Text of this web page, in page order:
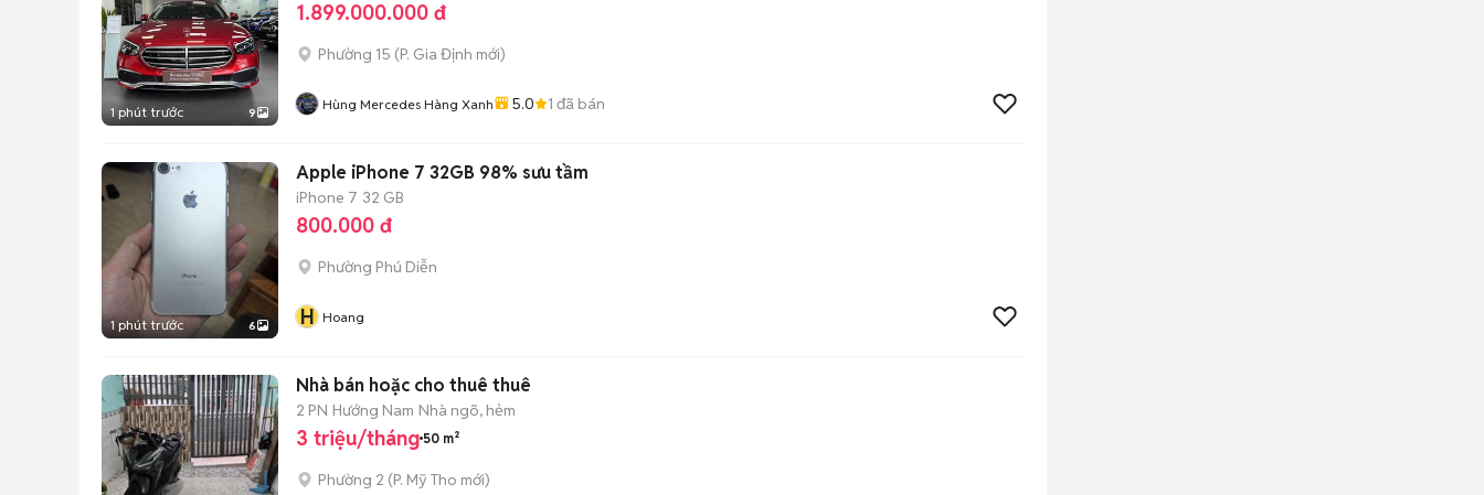
1 phút trước 9
1.899.000.000 đ
Phường 15 (P. Gia Định mới)
Hùng Mercedes Hàng Xanh 5.0 1 đã bán
1 phút trước 6
Apple iPhone 7 32GB 98% sưu tầm
iPhone 7 32 GB
800.000 đ
Phường Phú Diễn
H Hoang
Nhà bán hoặc cho thuê thuê
2 PN Hướng Nam Nhà ngõ, hẻm
3 triệu/tháng 50 m²
Phường 2 (P. Mỹ Tho mới)